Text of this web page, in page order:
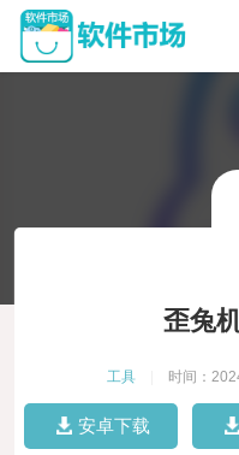
歪兔
工具 时间：
安卓下载